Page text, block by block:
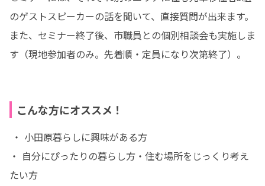
のゲストスピーカーの話を聞いて、直接質問が出来ます。
また、セミナー終了後、市職員との個別相談会も実施しま
す（現地参加者のみ。先着順・定員になり次第終了）。
こんな方にオススメ！
・ 自分にぴったりの暮らし方・住む場所をじっくり考え
たい方